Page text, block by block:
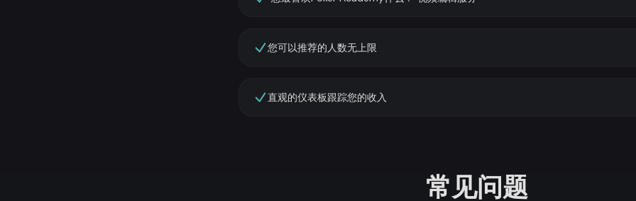
您可以推荐的人数无上限
直观的仪表板跟踪您的收入
常见问题